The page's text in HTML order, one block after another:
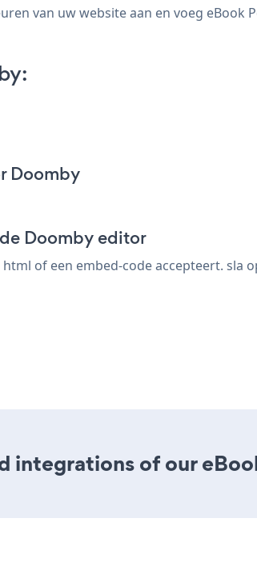
van uw website aan en voeg
Doomby
Doomby editor
of een embed-code accepteert. sla
integrations of our